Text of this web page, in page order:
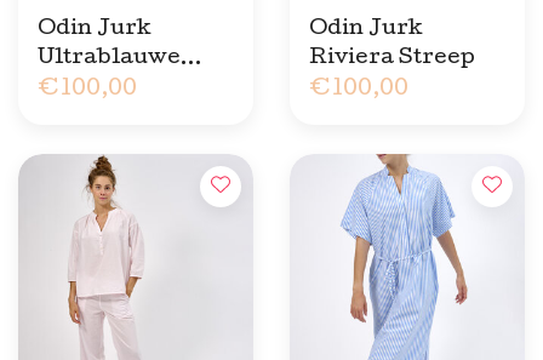
Odin Jurk
Ultrablauwe
Streep
€100,00
Odin Jurk
Riviera Streep
€100,00